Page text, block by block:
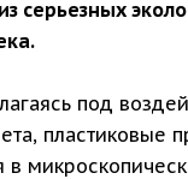
серьезных
под
пластиковые
в